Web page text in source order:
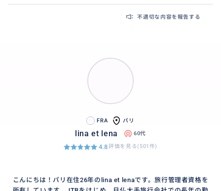
不適切な内容を報告する
FRA パリ
lina et lena 60代
4.8評価を見る(501件)
こんにちは！パリ在住26年のlina et lenaです。旅行管理者資格を